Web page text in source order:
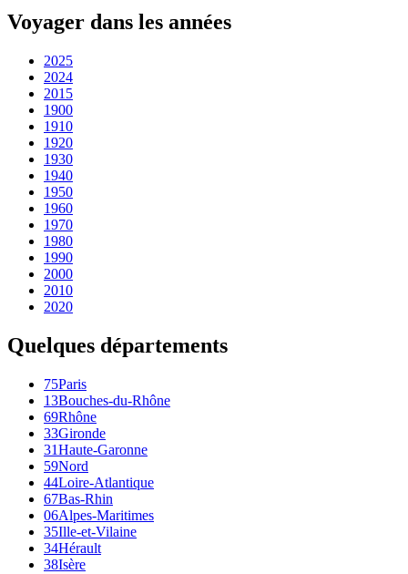
Voyager dans les années
2025
2024
2015
1900
1910
1920
1930
1940
1950
1960
1970
1980
1990
2000
2010
2020
Quelques départements
75Paris
13Bouches-du-Rhône
69Rhône
33Gironde
31Haute-Garonne
59Nord
44Loire-Atlantique
67Bas-Rhin
06Alpes-Maritimes
35Ille-et-Vilaine
34Hérault
38Isère